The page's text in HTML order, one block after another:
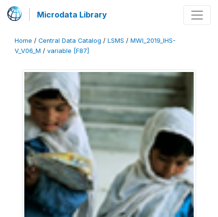
Microdata Library
Home / Central Data Catalog / LSMS / MWI_2019_IHS-
V_V06_M / variable [F87]